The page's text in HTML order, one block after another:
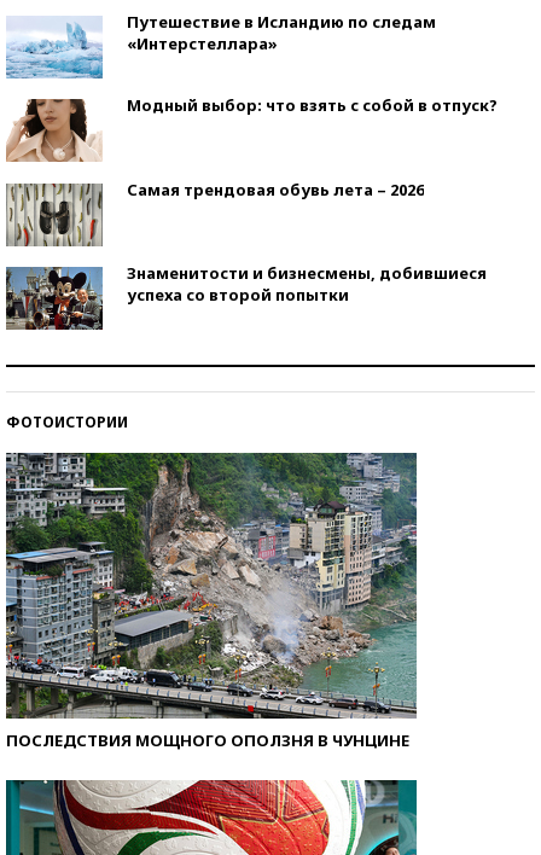
Путешествие в Исландию по следам
«Интерстеллара»
Модный выбор: что взять с собой в отпуск?
Самая трендовая обувь лета – 2026
Знаменитости и бизнесмены, добившиеся
успеха со второй попытки
ФОТОИСТОРИИ
ПОСЛЕДСТВИЯ МОЩНОГО ОПОЛЗНЯ В ЧУНЦИНЕ